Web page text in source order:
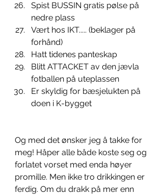
Spist BUSSIN gratis pølse på
nedre plass
Vært hos IKT..... (beklager på
forhånd)
Hatt tidenes panteskap
Blitt ATTACKET av den jævla
fotballen på uteplassen
Er skyldig for bæsjelukten på
doen i K-bygget
Og med det ønsker jeg å takke for
meg! Håper alle både koste seg og
forlatet vorset med enda høyer
promille. Men ikke tro drikkingen er
ferdig. Om du drakk på mer enn